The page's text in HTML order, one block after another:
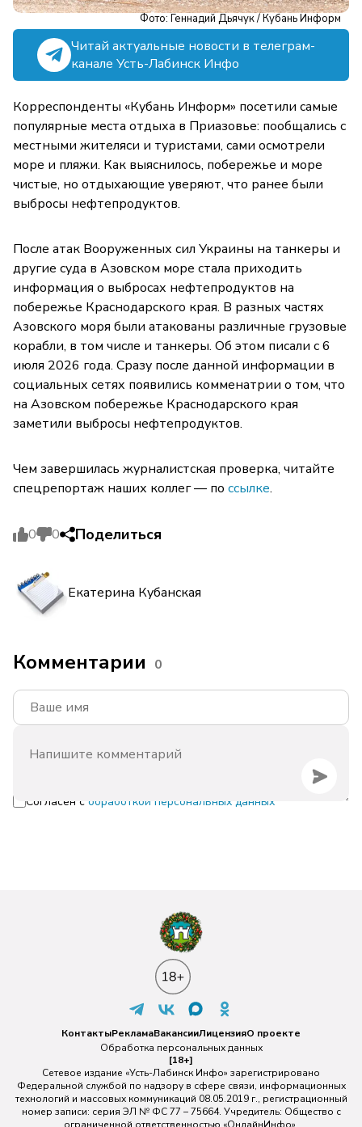
Фото: Геннадий Дьячук / Кубань Информ
Читай актуальные новости в телеграм-
канале Усть-Лабинск Инфо
Корреспонденты «Кубань Информ» посетили самые
популярные места отдыха в Приазовье: пообщались с
местными жителяси и туристами, сами осмотрели
море и пляжи. Как выяснилось, побережье и море
чистые, но отдыхающие уверяют, что ранее были
выбросы нефтепродуктов.
После атак Вооруженных сил Украины на танкеры и
другие суда в Азовском море стала приходить
информация о выбросах нефтепродуктов на
побережье Краснодарского края. В разных частях
Азовского моря были атакованы различные грузовые
корабли, в том числе и танкеры. Об этом писали с 6
июля 2026 года. Сразу после данной информации в
социальных сетях появились комменатрии о том, что
на Азовском побережье Краснодарского края
заметили выбросы нефтепродуктов.
Чем завершилась журналистская проверка, читайте
спецрепортаж наших коллег — по ссылке.
0 0 Поделиться
Екатерина Кубанская
Комментарии 0
Согласен с обработкой персональных данных
КонтактыРекламаВакансииЛицензияО проекте
Обработка персональных данных
[18+]
Сетевое издание «Усть-Лабинск Инфо» зарегистрировано
Федеральной службой по надзору в сфере связи, информационных
технологий и массовых коммуникаций 08.05.2019 г., регистрационный
номер записи: серия ЭЛ № ФС 77 – 75664. Учредитель: Общество с
ограниченной ответственностью «ОнлайнИнфо».